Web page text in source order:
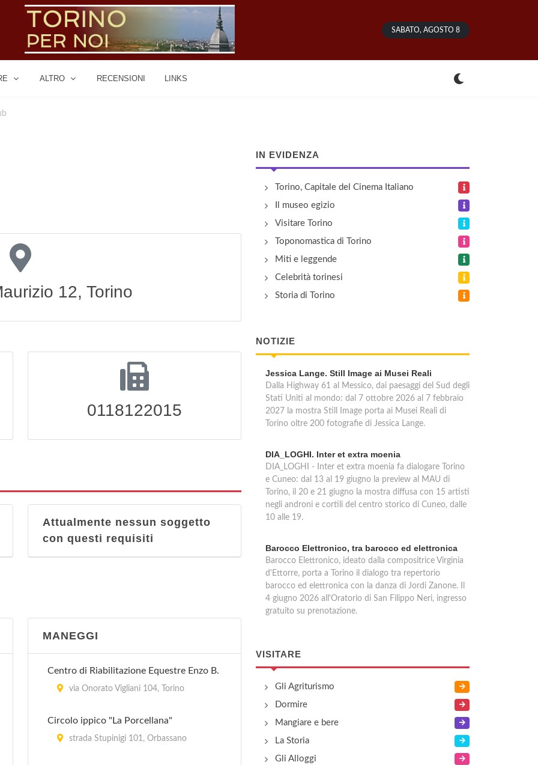
SABATO, AGOSTO 8
ALTRO RECENSIONI LINKS
12, Torino
0118122015
Attualmente nessun soggetto
con questi requisiti
MANEGGI
Centro di Riabilitazione Equestre Enzo B.
via Onorato Vigliani 104, Torino
Circolo ippico "La Porcellana"
strada Stupinigi 101, Orbassano
IN EVIDENZA
Torino, Capitale del Cinema Italiano
Il museo egizio
Visitare Torino
Toponomastica di Torino
Miti e leggende
Celebrità torinesi
Storia di Torino
NOTIZIE
Jessica Lange. Still Image ai Musei Reali
Dalla Highway 61 al Messico, dai paesaggi del Sud degli
Stati Uniti al mondo: dal 7 ottobre 2026 al 7 febbraio
2027 la mostra Still Image porta ai Musei Reali di
Torino oltre 200 fotografie di Jessica Lange.
DIA_LOGHI. Inter et extra moenia
DIA_LOGHI - Inter et extra moenia fa dialogare Torino
e Cuneo: dal 13 al 19 giugno la preview al MAU di
Torino, il 20 e 21 giugno la mostra diffusa con 15 artisti
negli androni e cortili del centro storico di Cuneo, dalle
10 alle 19.
Barocco Elettronico, tra barocco ed elettronica
Barocco Elettronico, ideato dalla compositrice Virginia
d'Ettorre, porta a Torino il dialogo tra repertorio
barocco ed elettronica con la danza di Jordi Zanone. Il
4 giugno 2026 all'Oratorio di San Filippo Neri, ingresso
gratuito su prenotazione.
VISITARE
Gli Agriturismo
Dormire
Mangiare e bere
La Storia
Gli Alloggi